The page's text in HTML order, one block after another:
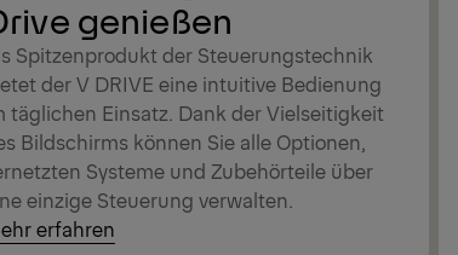
genießen
Spitzenprodukt der Steuerungstechnik
der V DRIVE eine intuitive Bedienung
täglichen Einsatz. Dank der Vielseitigkeit
Bildschirms können Sie alle Optionen,
Systeme und Zubehörteile über
einzige Steuerung verwalten.
erfahren